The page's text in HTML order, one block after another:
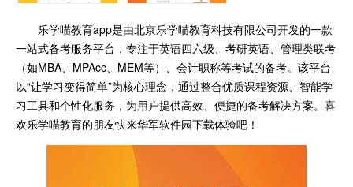
乐学喵教育app是由北京乐学喵教育科技有限公司开发的一款
一站式备考服务平台，专注于英语四六级、考研英语、管理类联考
（如MBA、MPAcc、MEM等）、会计职称等考试的备考。该平台
以“让学习变得简单”为核心理念，通过整合优质课程资源、智能学
习工具和个性化服务，为用户提供高效、便捷的备考解决方案。喜
欢乐学喵教育的朋友快来华军软件园下载体验吧！